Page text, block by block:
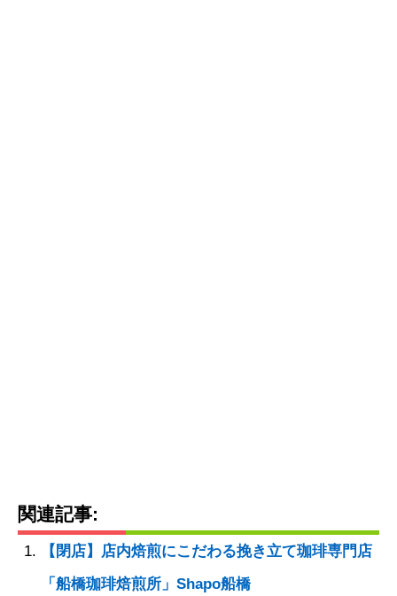
関連記事:
【閉店】店内焙煎にこだわる挽き立て珈琲専門店
「船橋珈琲焙煎所」Shapo船橋